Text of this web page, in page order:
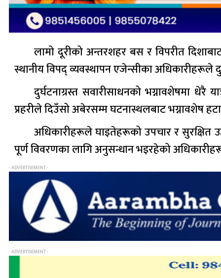
लामो दूरीको अन्तरशहर बस र विपरीत
स्थानीय विपद् व्यवस्थापन एजेन्सीका अधिकारीहरूले
दुर्घटनाग्रस्त सवारीसाधनको भग्नावशेषमा
प्रहरीले दिउँसो अबेरसम्म घटनास्थलबाट भग्नावशेष
अधिकारीहरूले घाइतेहरूको उपचार र सुरक्षित
पूर्ण विवरणका लागि अनुसन्धान भइरहेको
- ADVERTISEMENT -
- ADVERTISEMENT -